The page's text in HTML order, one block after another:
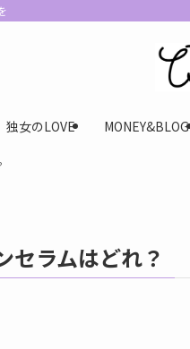
独女のLOVE MONEY&BLOG
セラムはどれ？